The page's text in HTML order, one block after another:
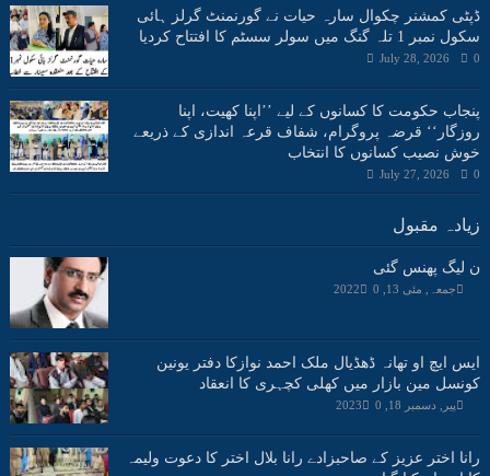
ڈپٹی کمشنر چکوال سارہ حیات نے گورنمنٹ گرلز ہائی
سکول نمبر 1 تلہ گنگ میں سولر سسٹم کا افتتاح کردیا
July 28, 2026 0
پنجاب حکومت کا کسانوں کے لیے ’’اپنا کھیت، اپنا
روزگار‘‘ قرضہ پروگرام، شفاف قرعہ اندازی کے ذریعے
خوش نصیب کسانوں کا انتخاب
July 27, 2026 0
زیادہ مقبول
ن لیگ پھنس گئی
جمعہ, مئی 13, 2022 0
ایس ایچ او تھانہ ڈھڈیال ملک احمد نوازکا دفتر یونین
کونسل مین بازار میں کھلی کچہری کا انعقاد
پیر, دسمبر 18, 2023 0
رانا اختر عزیز کے صاحبزادے رانا بلال اختر کا دعوت ولیمہ